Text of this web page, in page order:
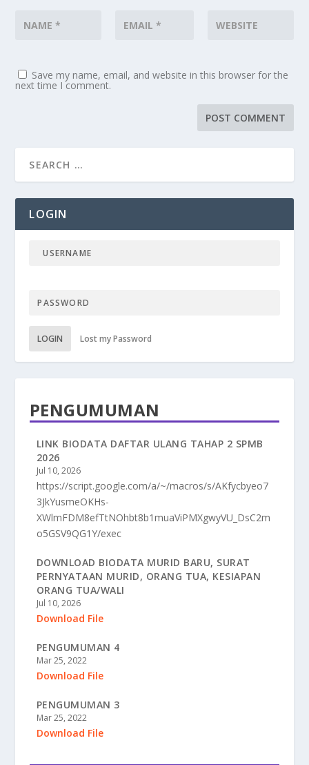
Save my name, email, and website in this browser for the
next time I comment.
LOGIN
LOGIN Lost my Password
PENGUMUMAN
LINK BIODATA DAFTAR ULANG TAHAP 2 SPMB
2026
Jul 10, 2026
https://script.google.com/a/~/macros/s/AKfycbyeo7
3JkYusmeOKHs-
XWlmFDM8efTtNOhbt8b1muaViPMXgwyVU_DsC2m
o5GSV9QG1Y/exec
DOWNLOAD BIODATA MURID BARU, SURAT
PERNYATAAN MURID, ORANG TUA, KESIAPAN
ORANG TUA/WALI
Jul 10, 2026
Download File
PENGUMUMAN 4
Mar 25, 2022
Download File
PENGUMUMAN 3
Mar 25, 2022
Download File